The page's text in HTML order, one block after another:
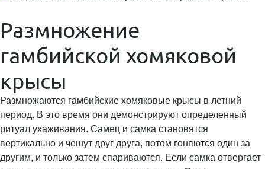
Размножение
гамбийской хомяковой
крысы
Размножаются гамбийские хомяковые крысы в летний
период. В это время они демонстрируют определенный
ритуал ухаживания. Самец и самка становятся
вертикально и чешут друг друга, потом гоняются один за
другим, и только затем спариваются. Если самка отвергает